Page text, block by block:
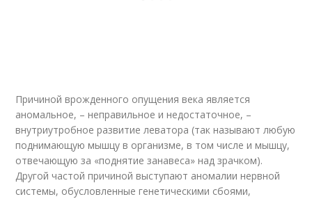
Причиной врожденного опущения века является
аномальное, – неправильное и недостаточное, –
внутриутробное развитие леватора (так называют любую
поднимающую мышцу в организме, в том числе и мышцу,
отвечающую за «поднятие занавеса» над зрачком).
Другой частой причиной выступают аномалии нервной
системы, обусловленные генетическими сбоями,